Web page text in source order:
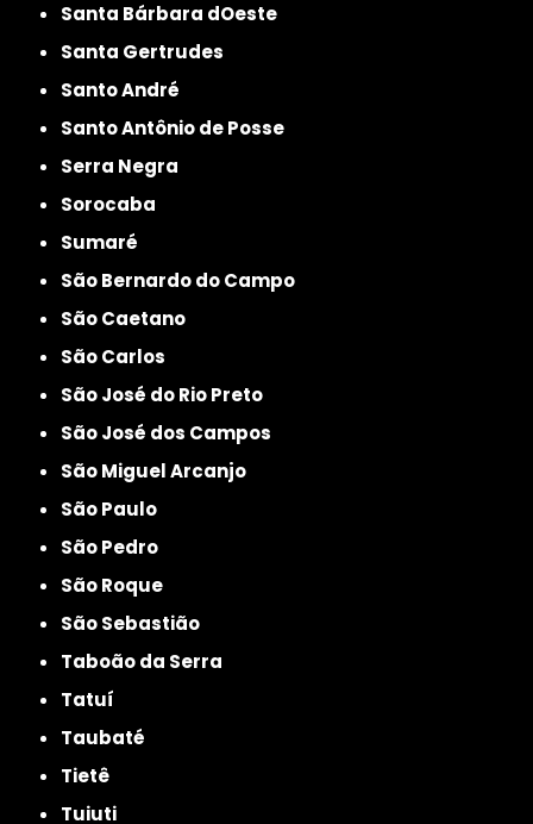
Santa Bárbara dOeste
Santa Gertrudes
Santo André
Santo Antônio de Posse
Serra Negra
Sorocaba
Sumaré
São Bernardo do Campo
São Caetano
São Carlos
São José do Rio Preto
São José dos Campos
São Miguel Arcanjo
São Paulo
São Pedro
São Roque
São Sebastião
Taboão da Serra
Tatuí
Taubaté
Tietê
Tuiuti